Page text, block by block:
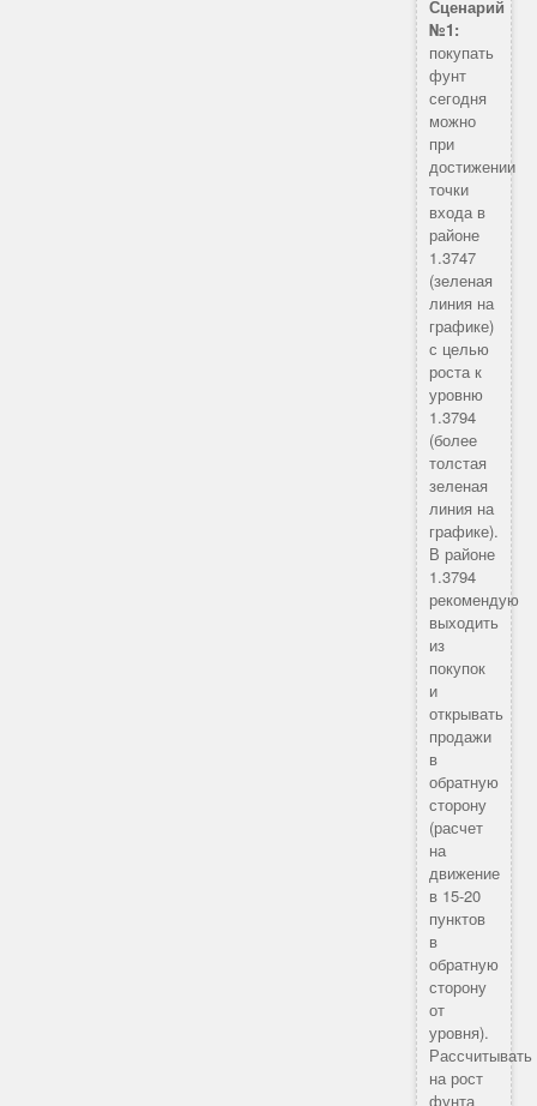
Сценарий
№1:
покупать
фунт
сегодня
можно
при
достижении
точки
входа в
районе
1.3747
(зеленая
линия на
графике)
с целью
роста к
уровню
1.3794
(более
толстая
зеленая
линия на
графике).
В районе
1.3794
рекомендую
выходить
из
покупок
и
открывать
продажи
в
обратную
сторону
(расчет
на
движение
в 15-20
пунктов
в
обратную
сторону
от
уровня).
Рассчитывать
на рост
фунта